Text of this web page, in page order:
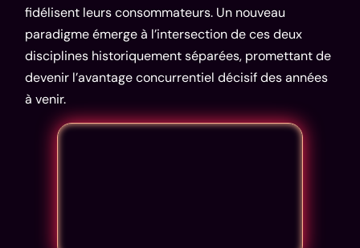
fidélisent leurs consommateurs. Un nouveau
paradigme émerge à l’intersection de ces deux
disciplines historiquement séparées, promettant de
devenir l’avantage concurrentiel décisif des années
à venir.